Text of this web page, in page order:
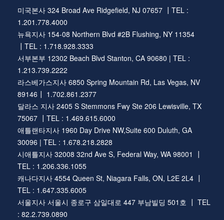
미국본사 324 Broad Ave Ridgefield, NJ 07657 ┃TEL :
1.201.778.4000
뉴욕지사 154-08 Northern Blvd #2B Flushing, NY 11354
┃TEL : 1.718.928.3333
서부본부 12302 Beach Blvd Stanton, CA 90680 | TEL :
1.213.739.2222
라스베가스지사 6850 Spring Mountain Rd, Las Vegas, NV
89146┃ 1.702.861.2377
달라스 지사 2405 S Stemmons Fwy Ste 206 Lewisville, TX
75067 ┃TEL : 1.469.615.6000
애틀랜타지사 1960 Day Drive NW,Suite 600 Duluth, GA
30096 | TEL : 1.678.218.2828
시애틀지사 32008 32nd Ave S, Federal Way, WA 98001 ┃
TEL : 1.206.336.1055
캐나다지사 4554 Queen St, Niagara Falls, ON, L2E 2L4 ┃
TEL : 1.647.335.6005
서울지사 서울시 종로구 삼일대로 447 부남빌딩 501호 ┃ TEL
: 82.2.739.0890